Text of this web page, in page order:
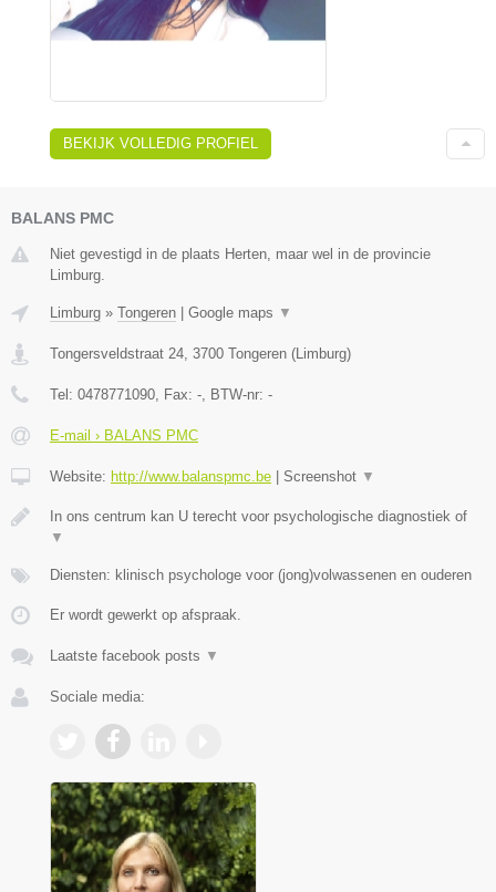
BEKIJK VOLLEDIG PROFIEL
BALANS PMC
Niet gevestigd in de plaats Herten, maar wel in de provincie
Limburg.
Limburg » Tongeren Google maps ▼
Tongersveldstraat 24, 3700 Tongeren (Limburg)
Tel: 0478771090, Fax: -, BTW-nr: -
E-mail › BALANS PMC
Website: http://www.balanspmc.be Screenshot ▼
In ons centrum kan U terecht voor psychologische diagnostiek of
▼
Diensten: klinisch psychologe voor (jong)volwassenen en ouderen
Er wordt gewerkt op afspraak.
Laatste facebook posts ▼
Sociale media: